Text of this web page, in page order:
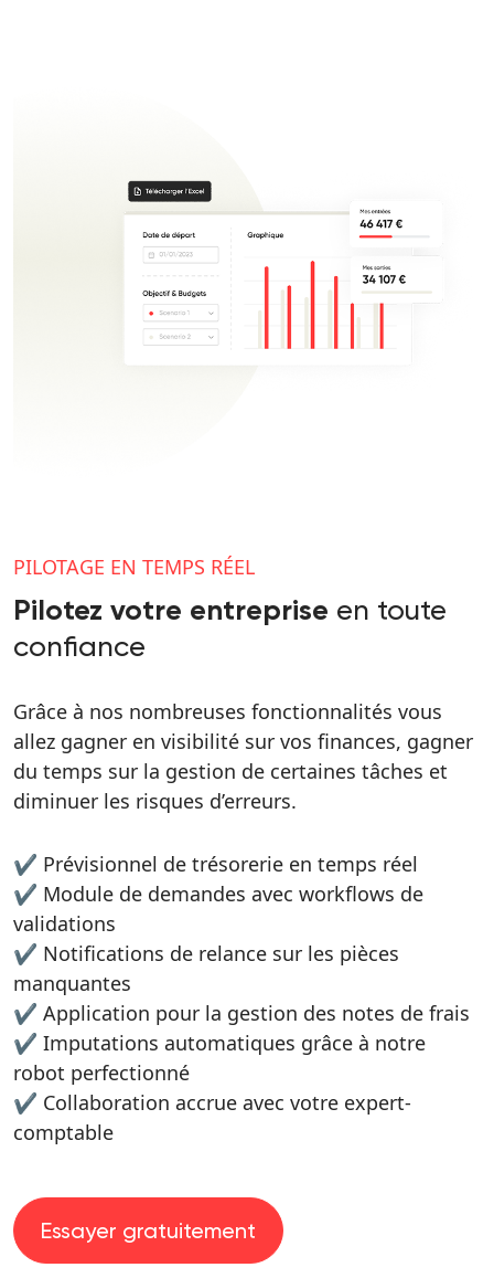
PILOTAGE EN TEMPS RÉEL
Pilotez votre entreprise en toute
confiance
Grâce à nos nombreuses fonctionnalités vous
allez gagner en visibilité sur vos finances, gagner
du temps sur la gestion de certaines tâches et
diminuer les risques d’erreurs.
✔ Prévisionnel de trésorerie en temps réel
✔ Module de demandes avec workflows de
validations
✔ Notifications de relance sur les pièces
manquantes
✔ Application pour la gestion des notes de frais
✔ Imputations automatiques grâce à notre
robot perfectionné
✔ Collaboration accrue avec votre expert-
comptable
Essayer gratuitement